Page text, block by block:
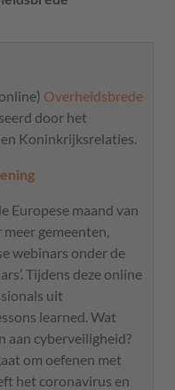
Overheidsbrede
door het
Koninkrijksrelaties.
Europese maand van
gemeenten,
webinars onder de
Tijdens deze online
uit
learned. Wat
aan cyberveiligheid?
om oefenen met
het coronavirus en